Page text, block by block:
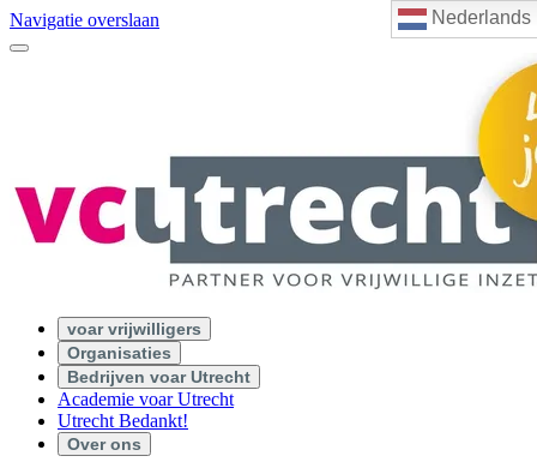
Nederlands
Navigatie overslaan
voar vrijwilligers
Organisaties
Bedrijven voar Utrecht
Academie voar Utrecht
Utrecht Bedankt!
Over ons